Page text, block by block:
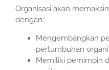
Organisasi akan
dengan:
Mengembangkan
pertumbuhan
Memiliki pemimpin